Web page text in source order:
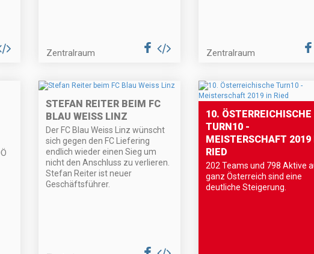
Zentralraum Zentralraum
STEFAN REITER BEIM FC
BLAU WEISS LINZ
Der FC Blau Weiss Linz wünscht
sich gegen den FC Liefering
endlich wieder einen Sieg um
nicht den Anschluss zu verlieren.
Stefan Reiter ist neuer
Geschäftsführer.
10. ÖSTERREICHISCHE
TURN10 -
MEISTERSCHAFT 2019
RIED
202 Teams und 798 Aktive
ganz Österreich sind eine
deutliche Steigerung.